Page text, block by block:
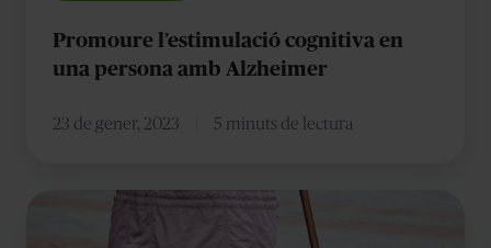
Promoure l’estimulació cognitiva en
una persona amb Alzheimer
23 de gener, 2023 5 minuts de lectura